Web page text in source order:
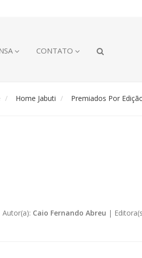
CONTATO
Home Jabuti Premiados Por
Autor(a): Caio Fernando Abreu |